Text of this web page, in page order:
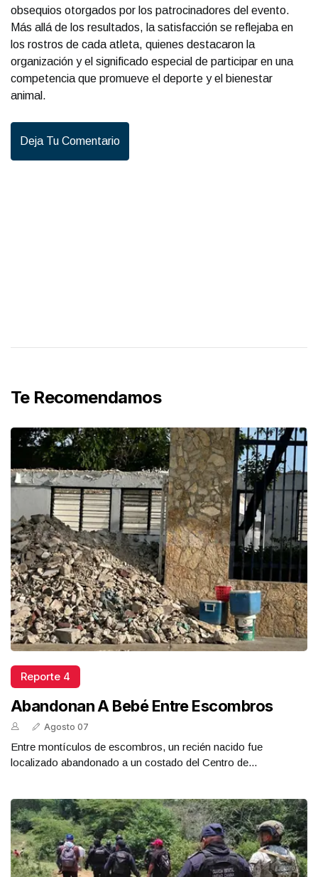
obsequios otorgados por los patrocinadores del evento.
Más allá de los resultados, la satisfacción se reflejaba en
los rostros de cada atleta, quienes destacaron la
organización y el significado especial de participar en una
competencia que promueve el deporte y el bienestar
animal.
Deja Tu Comentario
Te Recomendamos
Reporte 4
Abandonan A Bebé Entre Escombros
Agosto 07
Entre montículos de escombros, un recién nacido fue
localizado abandonado a un costado del Centro de...